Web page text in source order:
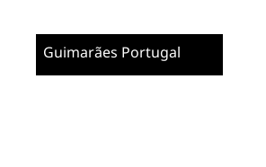
Guimarães Portugal